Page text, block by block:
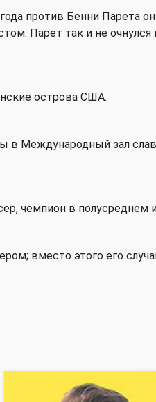
против Бенни Парета
Парет так и не
острова США.
Международный зал
чемпион в полусреднем
вместо этого его